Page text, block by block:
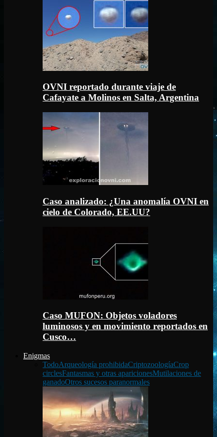
OVNI reportado durante viaje de
Cafayate a Molinos en Salta, Argentina
Caso analizado: ¿Una anomalía OVNI en
cielo de Colorado, EE.UU?
Caso MUFON: Objetos voladores
luminosos y en movimiento reportados en
Cusco…
Enigmas
TodoArqueología prohibidaCriptozoologíaCrop
circlesFantasmas y otras aparicionesMutilaciones de
ganadoOtros sucesos paranormales